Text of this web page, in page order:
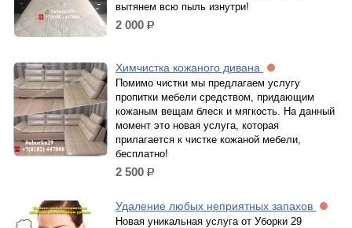
вытянем всю пыль изнутри!
2 000 р.
Химчистка кожаного дивана
Помимо чистки мы предлагаем услугу
пропитки мебели средством, придающим
кожаным вещам блеск и мягкость. На данный
момент это новая услуга, которая
прилагается к чистке кожаной мебели,
бесплатно!
2 500 р.
Удаление любых неприятных запахов
Новая уникальная услуга от Уборки 29